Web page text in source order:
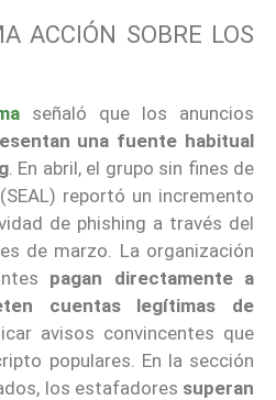
ACCIÓN SOBRE LOS
señaló que los anuncios
una fuente habitual
. En abril, el grupo sin fines de
reportó un incremento
de phishing a través del
de marzo. La organización
pagan directamente a
cuentas legítimas de
avisos convincentes que
populares. En la sección
los estafadores superan